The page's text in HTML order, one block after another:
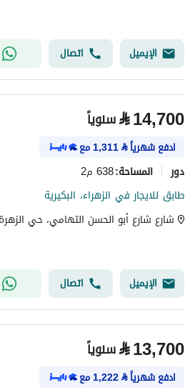
الإيميل اتصال
⃁14,700 سنوياً
ادفع شهرياً⃁
1,311مع
دور المساحة:638 م2
طابق للايجار في الزهراء، البكيرية
شارع شارع أبو الحسن التهامي، حي
الإيميل اتصال
⃁13,700 سنوياً
ادفع شهرياً⃁
1,222مع